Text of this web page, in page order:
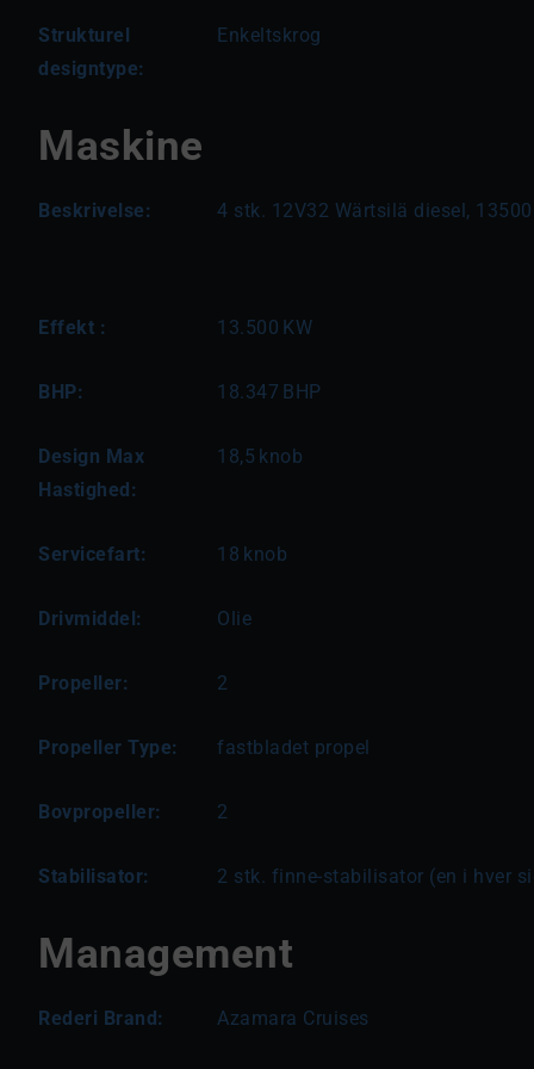
Strukturel
designtype:
Enkeltskrog
Maskine
Beskrivelse: 4 stk. 12V32 Wärtsilä diesel,
Effekt : 13.500 KW
BHP: 18.347 BHP
Design Max
Hastighed:
18,5 knob
Servicefart: 18 knob
Drivmiddel: Olie
Propeller: 2
Propeller Type: fastbladet propel
Bovpropeller: 2
Stabilisator: 2 stk. finne-stabilisator (en i hver
Management
Rederi Brand: Azamara Cruises